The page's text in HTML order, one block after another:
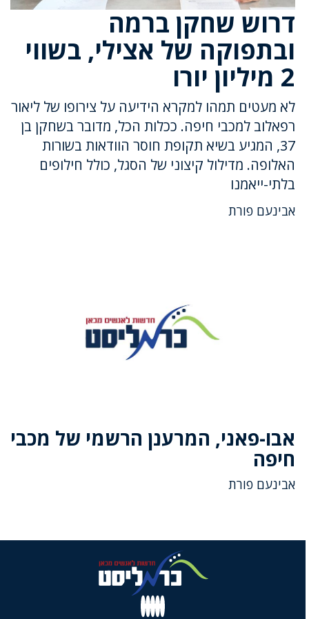
דרוש שחקן ברמה
ובתפוקה של אצילי, בשווי
2 מיליון יורו
לא מעטים תמהו למקרא הידיעה על צירופו של ליאור
רפאלוב למכבי חיפה. ככלות הכל, מדובר בשחקן בן
37, המגיע בשיא תקופת חוסר הוודאות בשורות
האלופה. מדילול קיצוני של הסגל, כולל חילופים
בלתי-ייאמנו
אבינעם פורת
אבו-פאני, המרענן הרשמי של מכבי
חיפה
אבינעם פורת